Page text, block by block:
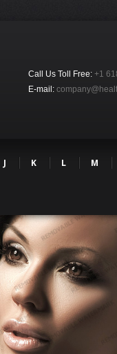
Call Us Toll Free: +1
E-mail:
J K L M